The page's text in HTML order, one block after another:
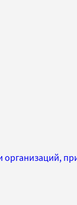
организаций,